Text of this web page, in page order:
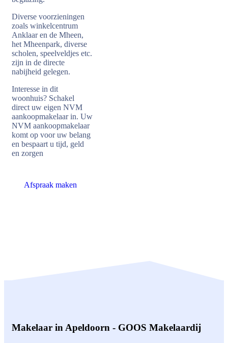
Diverse voorzieningen
zoals winkelcentrum
Anklaar en de Mheen,
het Mheenpark, diverse
scholen, speelveldjes etc.
zijn in de directe
nabijheid gelegen.
Interesse in dit
woonhuis? Schakel
direct uw eigen NVM
aankoopmakelaar in. Uw
NVM aankoopmakelaar
komt op voor uw belang
en bespaart u tijd, geld
en zorgen
Afspraak maken
Makelaar in Apeldoorn - GOOS Makelaardij